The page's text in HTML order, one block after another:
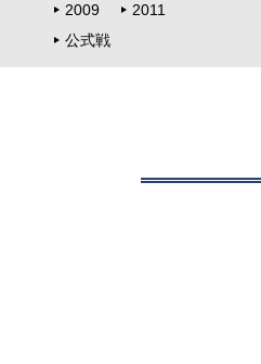
2009
2011
公式戦